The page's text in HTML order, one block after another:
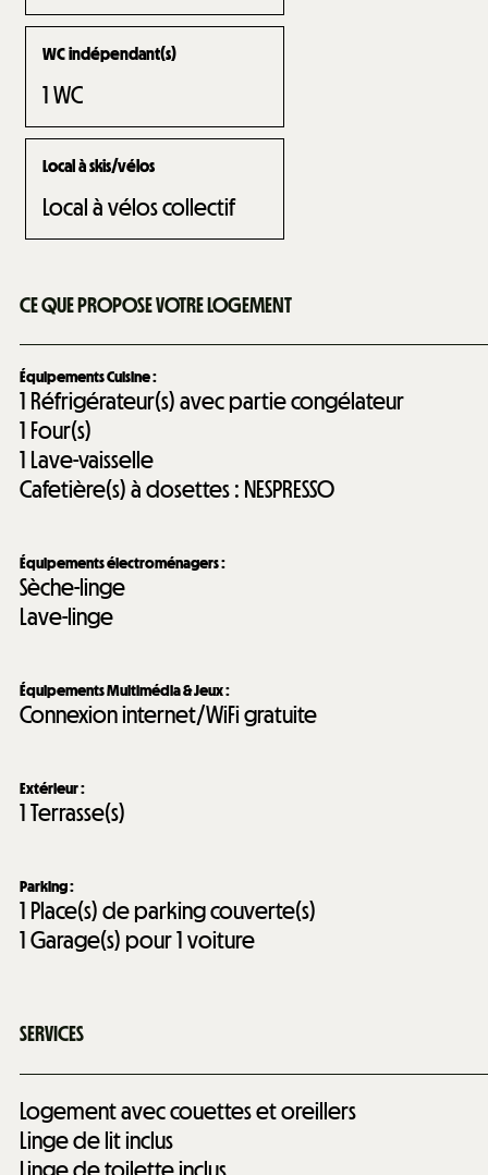
WC indépendant(s)
1WC
Local à skis/vélos
Local à vélos collectif
CE QUE PROPOSE VOTRE LOGEMENT
Équipements Cuisine:
1 Réfrigérateur(s) avec partie congélateur
1 Four(s)
1 Lave-vaisselle
Cafetière(s) à dosettes : NESPRESSO
Équipements électroménagers:
Sèche-linge
Lave-linge
Équipements Multimédia & Jeux:
Connexion internet/WiFi gratuite
Extérieur:
1Terrasse(s)
Parking:
1 Place(s) de parking couverte(s)
1Garage(s) pour 1 voiture
SERVICES
Logement avec couettes et oreillers
Linge de lit inclus